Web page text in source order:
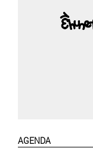
AGENDA